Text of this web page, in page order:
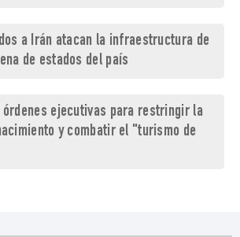
a Irán atacan la infraestructura de
de estados del país
órdenes ejecutivas para restringir la
y combatir el "turismo de